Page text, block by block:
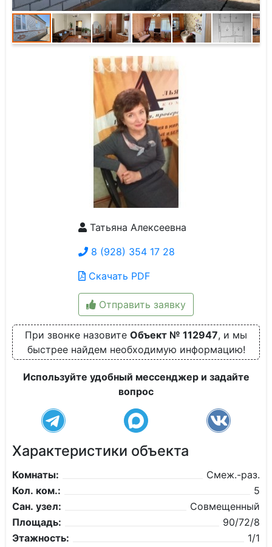
Татьяна Алексеевна
8 (928) 354 17 28
Скачать PDF
Отправить заявку
При звонке назовите Объект № 112947, и мы
быстрее найдем необходимую информацию!
Используйте удобный мессенджер и задайте
вопрос
Характеристики объекта
Комнаты:
Смеж.-раз.
Кол. ком.:
5
Сан. узел:
Совмещенный
Площадь:
90/72/8
Этажность:
1/1